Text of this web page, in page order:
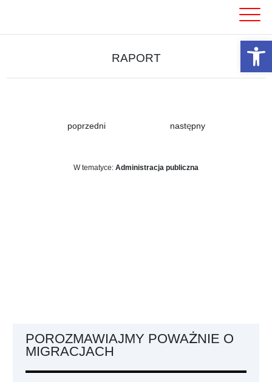
RAPORT
poprzedni następny
W tematyce: Administracja publiczna
POROZMAWIAJMY POWAŻNIE O
MIGRACJACH